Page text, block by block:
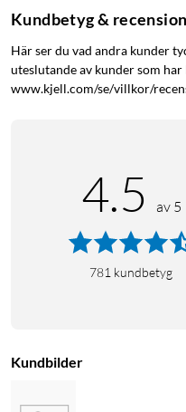
Kundbetyg &
Här ser du vad andra kunder
uteslutande av kunder som
www.kjell.com/se/villkor/
4.5 av 5
781 kundbetyg
Kundbilder